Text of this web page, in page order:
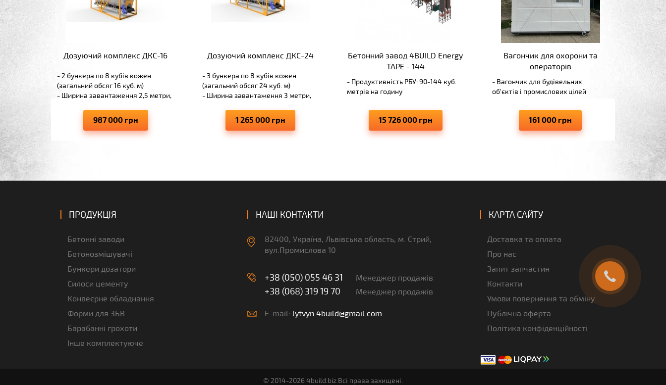
Дозуючий комплекс ДКC-16
987 000 грн
- 2 бункера по 8 кубів кожен
(загальний обсяг 16 куб. м)
- Ширина завантаження 2,5 метри,
- Точна дозація - похибка не більше
- Гарантія 2 роки
Дозуючий комплекс ДКC-24
1 265 000 грн
- 3 бункера по 8 кубів кожен
(загальний обсяг 24 куб. м)
- Ширина завантаження 3 метри,
- Точна дозації - похибка не більше
- Гарантія 2 роки
Бетонний завод 4BUILD Energy
TAPE - 144
15 726 000 грн
- Продуктивність РБУ: 90-144 куб.
метрів на годину
БП-2Г-3000
- Автоматичний пульт за
принципом «одна кнопка»
Вагончик для охорони та
операторів
161 000 грн
- Вагончик для будівельних
об'єктів і промислових цілей
вагончиків
- Висока якість зварних робіт
- Прекрасні експлуатаційні
ПРОДУКЦІЯ
Бетонні заводи
Бетонозмішувачі
Бункери дозатори
Силоси цементу
Конвеєрне обладнання
Форми для ЗБВ
Барабанні грохоти
Інше комплектуюче
НАШІ КОНТАКТИ
82400, Україна, Львівська область, м. Стрий,
вул.Промислова 10
+38 (050) 055 46 31 Менеджер продажів
+38 (068) 319 19 70 Менеджер продажів
E-mail: lytvyn.4build@gmail.com
КАРТА САЙТУ
Доставка та оплата
Про нас
Запит запчастин
Контакти
Умови повернення та обміну
Публічна оферта
Політика конфіденційності
© 2014-2026 4build.biz Всі права захищені.